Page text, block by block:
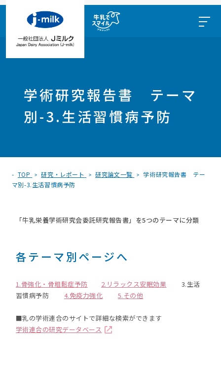
学術研究報告書 テーマ
別-3.生活習慣病予防
TOP 研究・レポート 研究論文一覧
学術研究報告書 テー
マ別-3.生活習慣病予防
「牛乳栄養学術研究会委託研究報告書」を5つのテーマに分類
各テーマ別ページへ
1.骨強化・骨粗鬆症予防 2.リラックス安眠効果 3.生活
習慣病予防 4.免疫力強化 5.その他
■乳の学術連合のサイトで詳細な検索ができます
学術連合の研究データベース